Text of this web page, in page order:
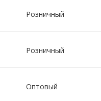
Розничный
Розничный
Оптовый